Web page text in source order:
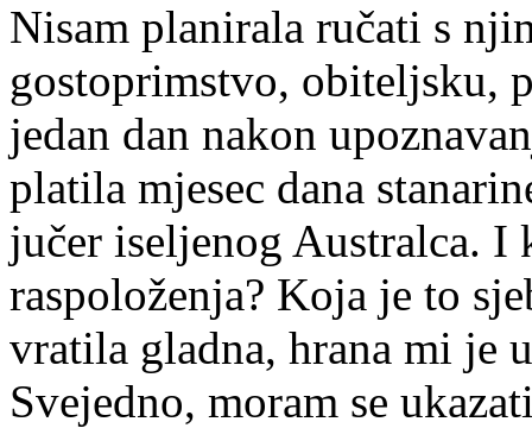
Nisam planirala ručati s
gostoprimstvo, obiteljsku,
jedan dan nakon
platila mjesec dana
jučer iseljenog Australca. I
raspoloženja? Koja je to
vratila gladna, hrana mi je
Svejedno, moram se